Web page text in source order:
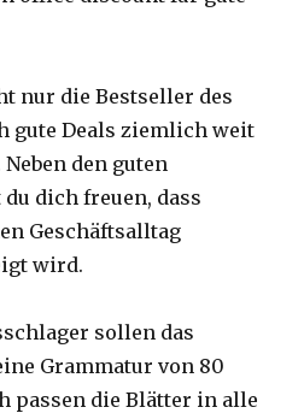
nur die Bestseller des
gute Deals ziemlich weit
den guten
dich freuen, dass
Geschäftsalltag
wird.
sollen das
Grammatur von 80
passen die Blätter in alle